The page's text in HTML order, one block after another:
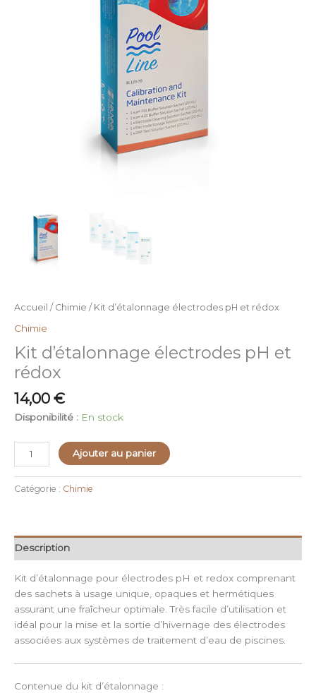
Accueil / Chimie / Kit d’étalonnage électrodes pH et rédox
Chimie
Kit d’étalonnage électrodes pH et
rédox
14,00 €
Disponibilité : En stock
Ajouter au panier
Catégorie : Chimie
Description
Kit d’étalonnage pour électrodes pH et redox comprenant
des sachets à usage unique, opaques et hermétiques
assurant une fraîcheur optimale. Très facile d’utilisation et
idéal pour la mise et la sortie d’hivernage des électrodes
associées aux systèmes de traitement d’eau de piscines.
Contenue du kit d’étalonnage :